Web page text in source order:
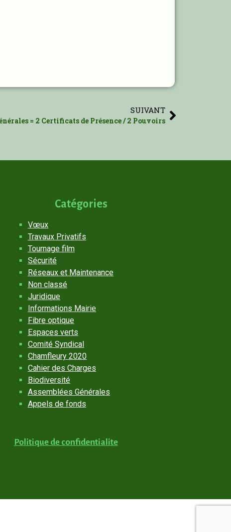
SUIVANT
= 2 Certificats de Présence / 2 Pouvoirs
Catégories
Vœux
Travaux Privatifs
Tournage film
Sécurité
Réseaux et Maintenance
Non classé
Juridique
Informations Mairie
Fibre optique
Espaces verts
Comité Syndical
Chamfleury 2020
Cahier des Charges
Biodiversité
Assemblées Générales
Appels de fonds
Politique de confidentialite